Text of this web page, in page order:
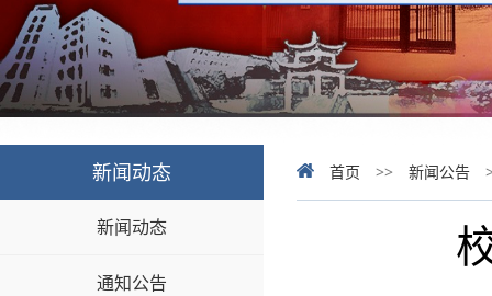
新闻动态
新闻动态
通知公告
首页 >> 新闻公告